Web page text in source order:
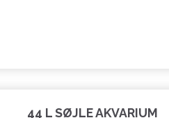
44 L SØJLE AKVARIUM